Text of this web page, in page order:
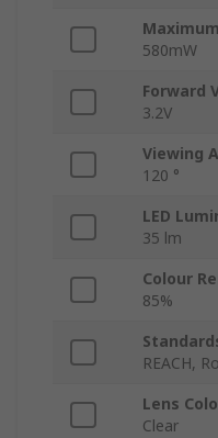
580mW
Forward
3.2V
Viewing
120 °
LED
35 lm
Colour
85%
REACH,
Lens
Clear